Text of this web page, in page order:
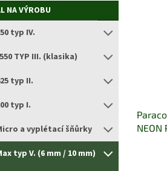
NA VÝROBU
typ IV.
550 TYP III. (klasika)
typ II.
typ I.
a vyplétací šňůrky
typ V. (6 mm / 10 mm)
NEON